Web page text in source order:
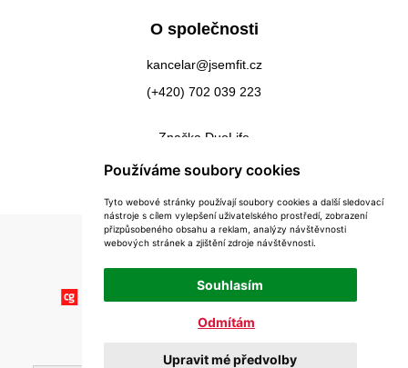
Používáme soubory cookies
Tyto webové stránky používají soubory cookies a další sledovací
nástroje s cílem vylepšení uživatelského prostředí, zobrazení
přizpůsobeného obsahu a reklam, analýzy návštěvnosti
webových stránek a zjištění zdroje návštěvnosti.
Souhlasím
Odmítám
Upravit mé předvolby
O společnosti
kancelar@jsemfit.cz
(+420) 702 039 223
Značka DuoLife
Kontakty